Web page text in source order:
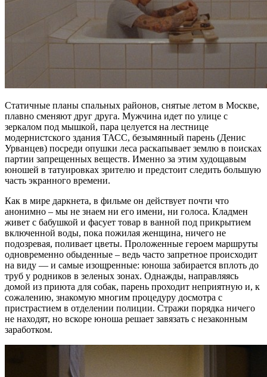
Статичные планы спальных районов, снятые летом в Москве,
плавно сменяют друг друга. Мужчина идет по улице с
зеркалом под мышкой, пара целуется на лестнице
модернистского здания ТАСС, безымянный парень (Денис
Урванцев) посреди опушки леса раскапывает землю в поисках
партии запрещенных веществ. Именно за этим худощавым
юношей в татуировках зрителю и предстоит следить большую
часть экранного времени.
Как в мире даркнета, в фильме он действует почти что
анонимно – мы не знаем ни его имени, ни голоса. Кладмен
живет с бабушкой и фасует товар в ванной под прикрытием
включенной воды, пока пожилая женщина, ничего не
подозревая, поливает цветы. Проложенные героем маршруты
одновременно обыденные – ведь часто запретное происходит
на виду — и самые изощренные: юноша забирается вплоть до
труб у родников в зеленых зонах. Однажды, направляясь
домой из приюта для собак, парень проходит неприятную и, к
сожалению, знакомую многим процедуру досмотра с
пристрастием в отделении полиции. Стражи порядка ничего
не находят, но вскоре юноша решает завязать с незаконным
заработком.